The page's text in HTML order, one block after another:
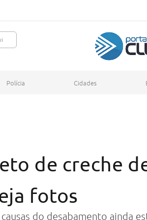
Polícia Cidades
de creche
fotos
do desabamento ainda